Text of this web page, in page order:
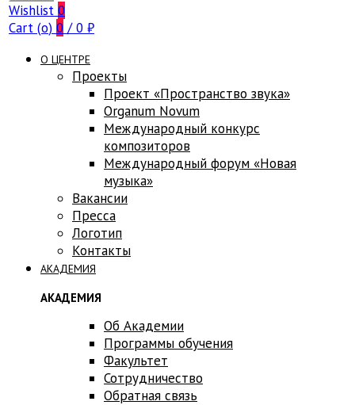
Wishlist 0
Cart (o) 0 / 0 ₽
О ЦЕНТРЕ
Проекты
Проект «Пространство звука»
Оrganum Novum
Международный конкурс
композиторов
Международный форум «Новая
музыка»
Вакансии
Пресса
Логотип
Контакты
АКАДЕМИЯ
АКАДЕМИЯ
Об Академии
Программы обучения
Факультет
Сотрудничество
Обратная связь